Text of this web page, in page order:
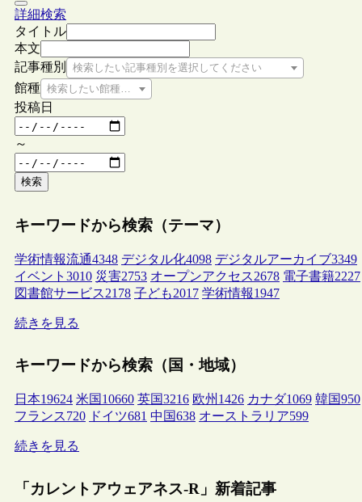
詳細検索
タイトル
本文
記事種別
検索したい記事種別を選択してください
館種 検索したい館種を選択してください
投稿日
～
検索
キーワードから検索（テーマ）
学術情報流通4348 デジタル化4098 デジタルアーカイブ3349
イベント 3010 災害2753 オープンアクセス2678 電子書籍2227
図書館サービス2178 子ども2017 学術情報1947
続きを見る
キーワードから検索（国・地域）
日本19624 米国 10660 英国3216 欧州 1426 カナダ1069 韓国950
フランス720 ドイツ681 中国638 オーストラリア599
続きを見る
「カレントアウェアネス-R」新着記事